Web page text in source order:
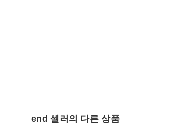
end 셀러의 다른 상품